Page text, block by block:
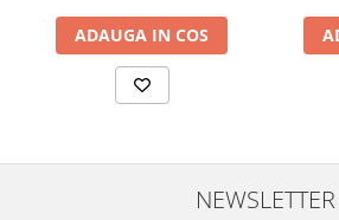
ADAUGA IN COS
NEWSLETTER